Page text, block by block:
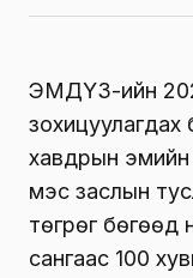
ЭМДҮЗ-ийн
хавдрын эмийн
мэс заслын
төгрөг бөгөөд
сангаас 100 хувь